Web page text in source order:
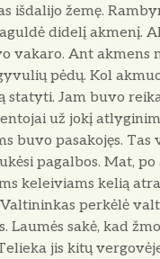
išdalijo že­mę.
di­delį akmenį.
va­karo. Ant akmens
pėdų. Kol
statyti. Jam buvo
už jokį
buvo pasakojęs.
pagalbos. Mat,
keleiviams kelią
perkėlė
Laumės sakė, kad
jis kitų